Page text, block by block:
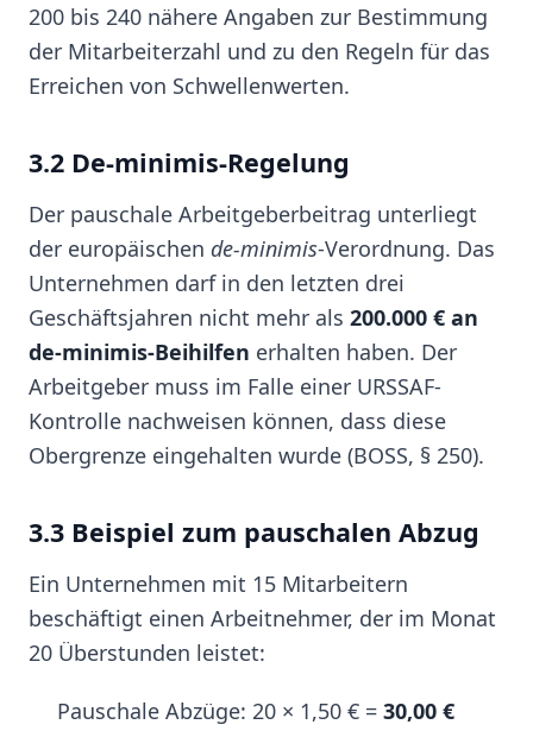
200 bis 240 nähere Angaben zur Bestimmung
der Mitarbeiterzahl und zu den Regeln für das
Erreichen von Schwellenwerten.
3.2 De-minimis-Regelung
Der pauschale Arbeitgeberbeitrag unterliegt
der europäischen de-minimis-Verordnung. Das
Unternehmen darf in den letzten drei
Geschäftsjahren nicht mehr als 200.000 € an
de-minimis-Beihilfen erhalten haben. Der
Arbeitgeber muss im Falle einer URSSAF-
Kontrolle nachweisen können, dass diese
Obergrenze eingehalten wurde (BOSS, § 250).
3.3 Beispiel zum pauschalen Abzug
Ein Unternehmen mit 15 Mitarbeitern
beschäftigt einen Arbeitnehmer, der im Monat
20 Überstunden leistet:
Pauschale Abzüge: 20 × 1,50 € = 30,00 €